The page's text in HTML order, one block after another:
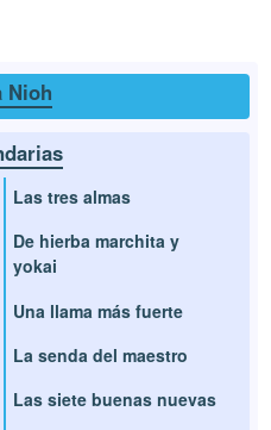
Nioh
Las tres almas
De hierba marchita y
yokai
Una llama más fuerte
La senda del maestro
Las siete buenas nuevas